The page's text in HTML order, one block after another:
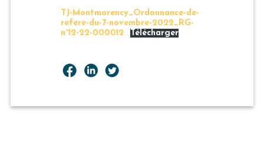
TJ-Montmorency_Ordonnance-de-
refere-du-7-novembre-2022_RG-
n°12-22-000012
Télécharger